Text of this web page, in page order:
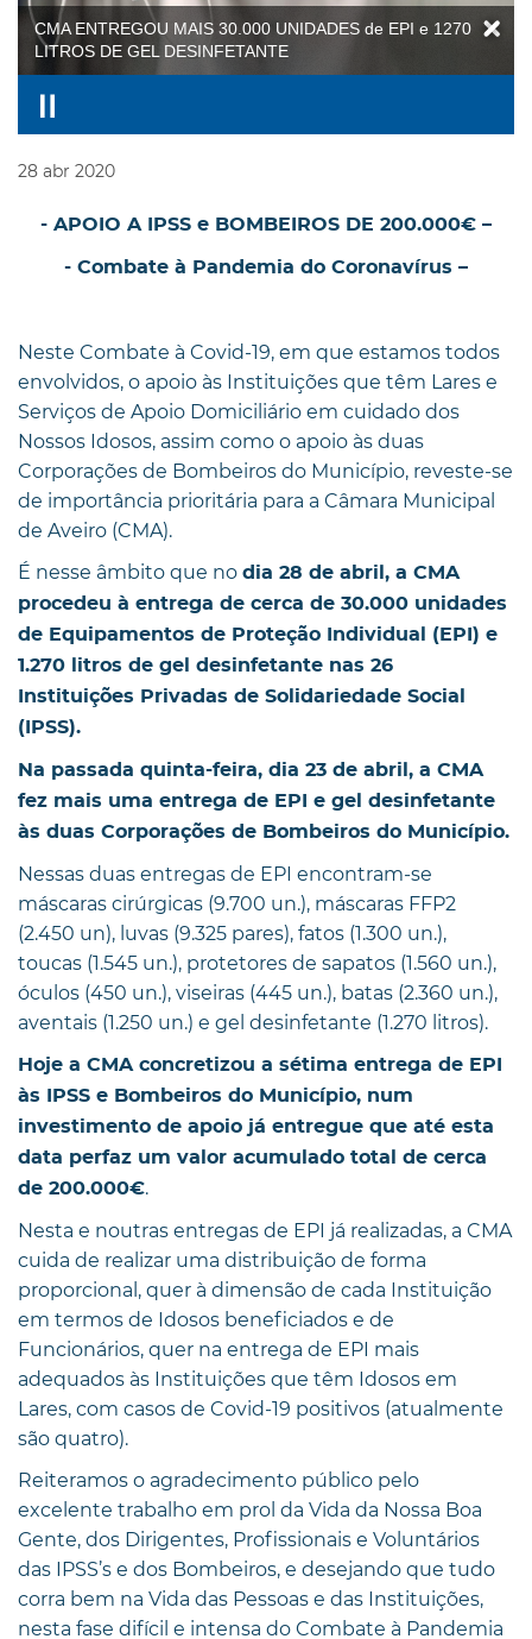
CMA ENTREGOU MAIS 30.000 UNIDADES de EPI e 1270
LITROS DE GEL DESINFETANTE
28 abr 2020
- APOIO A IPSS e BOMBEIROS DE 200.000€ –
- Combate à Pandemia do Coronavírus –
Neste Combate à Covid-19, em que estamos todos
envolvidos, o apoio às Instituições que têm Lares e
Serviços de Apoio Domiciliário em cuidado dos
Nossos Idosos, assim como o apoio às duas
Corporações de Bombeiros do Município, reveste-se
de importância prioritária para a Câmara Municipal
de Aveiro (CMA).
É nesse âmbito que no dia 28 de abril, a CMA
procedeu à entrega de cerca de 30.000 unidades
de Equipamentos de Proteção Individual (EPI) e
1.270 litros de gel desinfetante nas 26
Instituições Privadas de Solidariedade Social
(IPSS).
Na passada quinta-feira, dia 23 de abril, a CMA
fez mais uma entrega de EPI e gel desinfetante
às duas Corporações de Bombeiros do Município.
Nessas duas entregas de EPI encontram-se
máscaras cirúrgicas (9.700 un.), máscaras FFP2
(2.450 un), luvas (9.325 pares), fatos (1.300 un.),
toucas (1.545 un.), protetores de sapatos (1.560 un.),
óculos (450 un.), viseiras (445 un.), batas (2.360 un.),
aventais (1.250 un.) e gel desinfetante (1.270 litros).
Hoje a CMA concretizou a sétima entrega de EPI
às IPSS e Bombeiros do Município, num
investimento de apoio já entregue que até esta
data perfaz um valor acumulado total de cerca
de 200.000€.
Nesta e noutras entregas de EPI já realizadas, a CMA
cuida de realizar uma distribuição de forma
proporcional, quer à dimensão de cada Instituição
em termos de Idosos beneficiados e de
Funcionários, quer na entrega de EPI mais
adequados às Instituições que têm Idosos em
Lares, com casos de Covid-19 positivos (atualmente
são quatro).
Reiteramos o agradecimento público pelo
excelente trabalho em prol da Vida da Nossa Boa
Gente, dos Dirigentes, Profissionais e Voluntários
das IPSS’s e dos Bombeiros, e desejando que tudo
corra bem na Vida das Pessoas e das Instituições,
nesta fase difícil e intensa do Combate à Pandemia